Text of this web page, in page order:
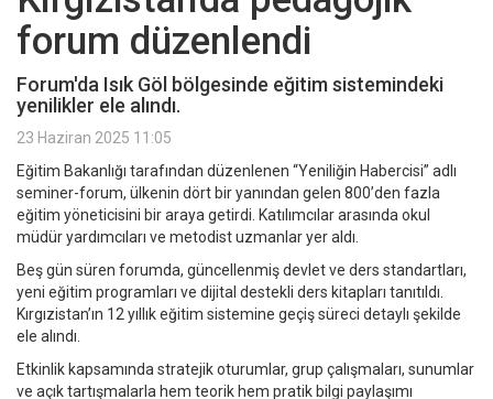
forum düzenlendi
Forum'da Isık Göl bölgesinde eğitim sistemindeki
yenilikler ele alındı.
23 Haziran 2025 11:05
Eğitim Bakanlığı tarafından düzenlenen “Yeniliğin Habercisi” adlı
seminer-forum, ülkenin dört bir yanından gelen 800’den fazla
eğitim yöneticisini bir araya getirdi. Katılımcılar arasında okul
müdür yardımcıları ve metodist uzmanlar yer aldı.
Beş gün süren forumda, güncellenmiş devlet ve ders standartları,
yeni eğitim programları ve dijital destekli ders kitapları tanıtıldı.
Kırgızistan’ın 12 yıllık eğitim sistemine geçiş süreci detaylı şekilde
ele alındı.
Etkinlik kapsamında stratejik oturumlar, grup çalışmaları, sunumlar
ve açık tartışmalarla hem teorik hem pratik bilgi paylaşımı